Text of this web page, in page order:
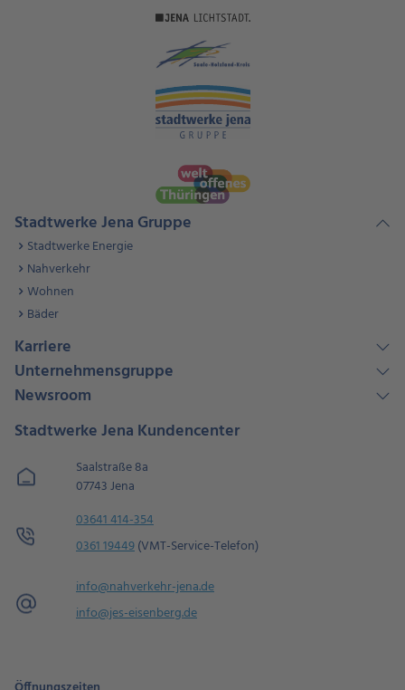
Stadtwerke Jena Gruppe
Stadtwerke Energie
Nahverkehr
Wohnen
Bäder
Karriere
Unternehmensgruppe
Newsroom
Stadtwerke Jena Kundencenter
Saalstraße 8a
07743 Jena
03641 414-354
0361 19449(VMT-Service-Telefon)
info@nahverkehr-jena.de
info@jes-eisenberg.de